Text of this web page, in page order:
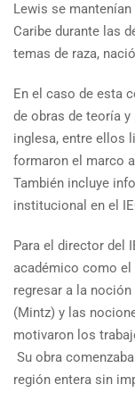
Lewis se
Caribe durante las
temas de raza,
En el caso de esta
de obras de teoría
inglesa, entre ellos
formaron el marco
También incluye
institucional en el
Para el director del
académico como
regresar a la
(Mintz) y las
motivaron los
Su obra
región entera sin